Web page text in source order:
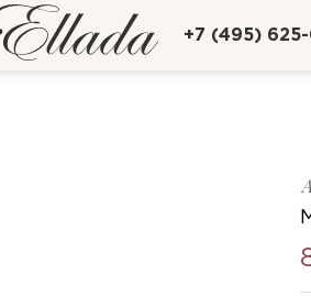
+7 (495)